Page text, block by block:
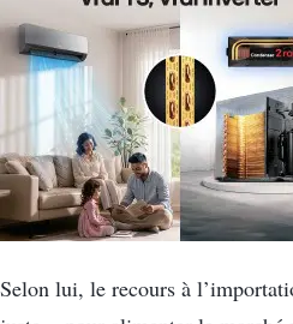
Selon lui, le recours à